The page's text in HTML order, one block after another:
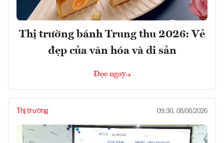
Thị trường bánh Trung thu 2026: Vẻ
đẹp của văn hóa và di sản
Đọc ngay
Thị trường 09:30, 08/08/2026